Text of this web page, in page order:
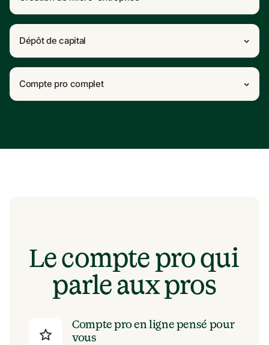
Dépôt de capital
Compte pro complet
Le compte pro qui
parle aux pros
Compte pro en ligne pensé pour
vous